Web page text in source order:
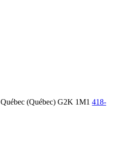
Québec (Québec) G2K 1M1 418-